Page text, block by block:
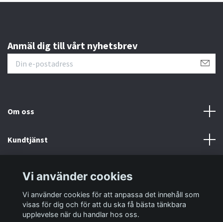
Anmäl dig till vårt nyhetsbrev
Om oss
Kundtjänst
Sociala medier
Vi använder cookies
Vi använder cookies för att anpassa det innehåll som
visas för dig och för att du ska få bästa tänkbara
upplevelse när du handlar hos oss.